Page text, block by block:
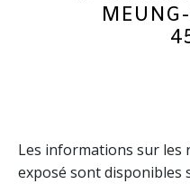
Les informations sur les
exposé sont disponibles